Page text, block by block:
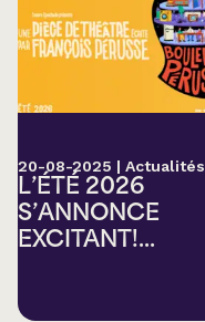
20-08-2025 | Actualités
L’ÉTÉ 2026
S’ANNONCE
EXCITANT!...